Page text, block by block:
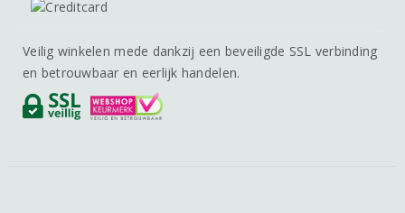
Veilig winkelen mede dankzij een beveiligde SSL verbinding
en betrouwbaar en eerlijk handelen.